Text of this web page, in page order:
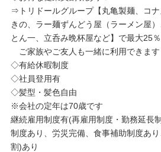
⇒トリドールグループ【丸亀製麺、コ
きの、ラー麺ずんどう屋（ラーメン屋
とん一、立呑み晩杯屋など】で最大25％
ご家族やご友人も一緒に利用できます
◇有給休暇制度
◇社員登用有
◇髪型・髪色自由
※会社の定年は70歳です
継続雇用制度有(再雇用制度・勤務延長
制度あり、労災完備、食事補助制度あ
割)あり